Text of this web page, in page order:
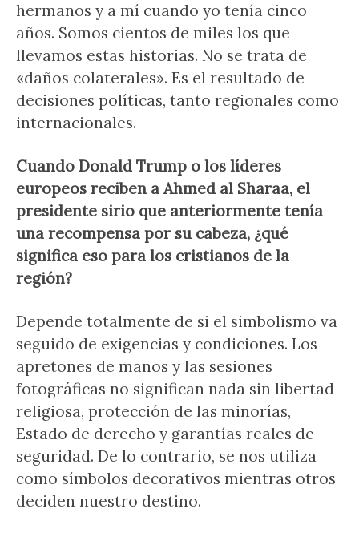
hermanos y a mí cuando yo tenía cinco
años. Somos cientos de miles los que
llevamos estas historias. No se trata de
«daños colaterales». Es el resultado de
decisiones políticas, tanto regionales como
internacionales.
Cuando Donald Trump o los líderes
europeos reciben a Ahmed al Sharaa, el
presidente sirio que anteriormente tenía
una recompensa por su cabeza, ¿qué
significa eso para los cristianos de la
región?
Depende totalmente de si el simbolismo va
seguido de exigencias y condiciones. Los
apretones de manos y las sesiones
fotográficas no significan nada sin libertad
religiosa, protección de las minorías,
Estado de derecho y garantías reales de
seguridad. De lo contrario, se nos utiliza
como símbolos decorativos mientras otros
deciden nuestro destino.